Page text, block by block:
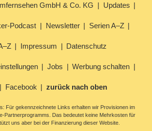
GmbH & Co. KG Updates
Podcast Newsletter Serien A–Z
Impressum Datenschutz
Jobs Werbung schalten
Facebook zurück nach oben
Für gekennzeichnete Links erhalten wir Provisionen im
Partnerprogramms. Das bedeutet keine Mehrkosten für
uns aber bei der Finanzierung dieser Website.